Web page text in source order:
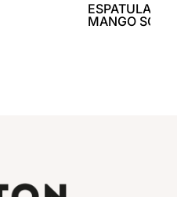
ESPATULA
MANGO SOFT